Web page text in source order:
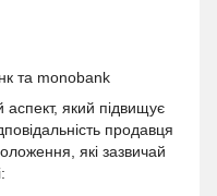
та monobank
який підвищує
продавця
які зазвичай